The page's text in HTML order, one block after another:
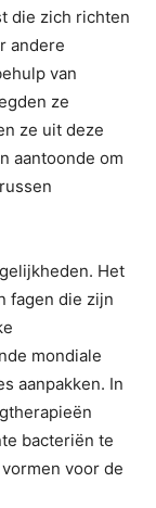
die zich richten
andere
van
ze
ze uit deze
aantoonde om
Het
fagen die zijn
mondiale
aanpakken. In
bacteriën te
voor de